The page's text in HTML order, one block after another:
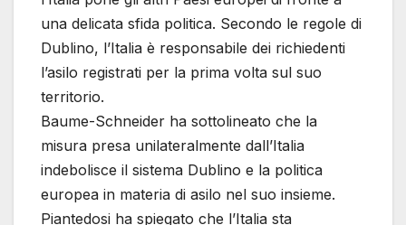
una delicata sfida politica. Secondo le regole di
Dublino, l’Italia è responsabile dei richiedenti
l’asilo registrati per la prima volta sul suo
territorio.
Baume-Schneider ha sottolineato che la
misura presa unilateralmente dall’Italia
indebolisce il sistema Dublino e la politica
europea in materia di asilo nel suo insieme.
Piantedosi ha spiegato che l’Italia sta